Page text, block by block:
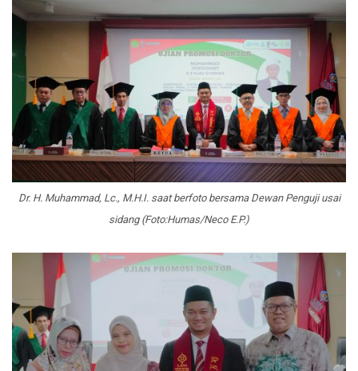
Dr. H. Muhammad, Lc., M.H.I. saat berfoto bersama Dewan Penguji usai
sidang (Foto:Humas/Neco E.P.)